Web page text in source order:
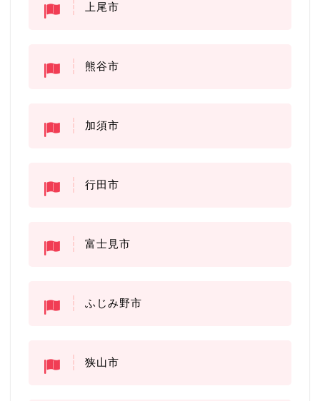
上尾市
熊谷市
加須市
行田市
富士見市
ふじみ野市
狭山市